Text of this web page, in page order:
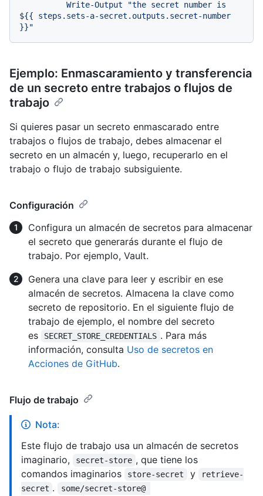
${{ steps.sets-a-secret.outputs.secret-number
Ejemplo: Enmascaramiento y transferencia
de un secreto entre trabajos o flujos de
trabajo
Si quieres pasar un secreto enmascarado entre
trabajos o flujos de trabajo, debes almacenar el
secreto en un almacén y, luego, recuperarlo en el
trabajo o flujo de trabajo subsiguiente.
Configuración
Configura un almacén de secretos para almacenar
el secreto que generarás durante el flujo de
trabajo. Por ejemplo, Vault.
Genera una clave para leer y escribir en ese
almacén de secretos. Almacena la clave como
secreto de repositorio. En el siguiente flujo de
trabajo de ejemplo, el nombre del secreto
es
SECRET_STORE_CREDENTIALS . Para más
información, consulta Uso de secretos en
Acciones de GitHub.
Flujo de trabajo
Nota:
Este flujo de trabajo usa un almacén de secretos
imaginario,
secret-store , que tiene los
comandos imaginarios
store-secret y
retrieve-
secret . some/secret-store@